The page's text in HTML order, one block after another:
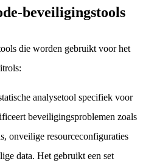
beveiligingstools
die worden gebruikt voor het
analysetool specifiek voor
beveiligingsproblemen zoals
onveilige resourceconfiguraties
data. Het gebruikt een set